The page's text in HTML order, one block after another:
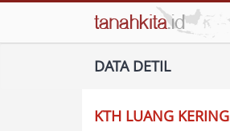
DATA DETIL
KTH LUANG KERING